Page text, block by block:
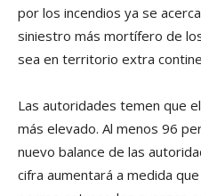
por los incendios ya se
siniestro más mortífero de
sea en territorio extra
Las autoridades temen que
más elevado. Al menos 96
nuevo balance de las
cifra aumentará a medida